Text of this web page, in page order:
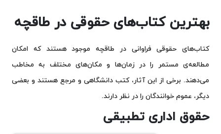
کتاب‌های حقوقی رایگان در طاقچه
کتاب منشور حقوق شهروندی جمهوری اسلامی ایران
لیست کتاب‌های حقوقی مشهور در بازار ایران
جمع‌بندی
بهترین کتاب‌های حقوقی در طاقچه
کتاب‌های حقوقی فراوانی در طاقچه موجود هستند که امکان
مطالعه‌ی مستمر را در زمان‌ها و مکان‌های مختلف به مخاطب
می‌دهند. برخی از این آثار، کتب دانشگاهی و مرجع هستند و بعضی
دیگر، عموم خوانندگان را در نظر دارند.
حقوق اداری تطبیقی